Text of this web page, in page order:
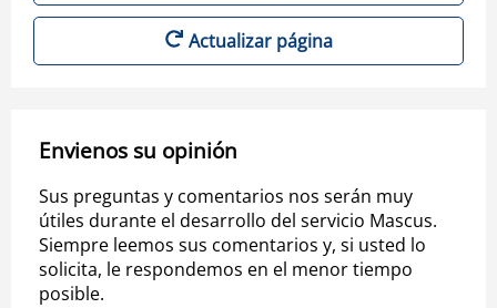
Actualizar página
Envienos su opinión
Sus preguntas y comentarios nos serán muy
útiles durante el desarrollo del servicio Mascus.
Siempre leemos sus comentarios y, si usted lo
solicita, le respondemos en el menor tiempo
posible.